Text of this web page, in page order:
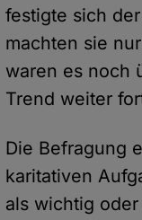
festigte sich
machten sie
waren es noch
Trend weiter
Die Befragung
karitativen
als wichtig